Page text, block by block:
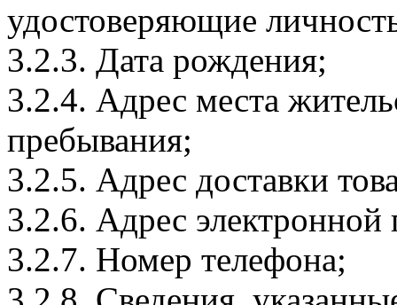
удостоверяющие
3.2.3. Дата рождения;
3.2.4. Адрес места
пребывания;
3.2.5. Адрес доставки
3.2.6. Адрес электронной
3.2.7. Номер телефона;